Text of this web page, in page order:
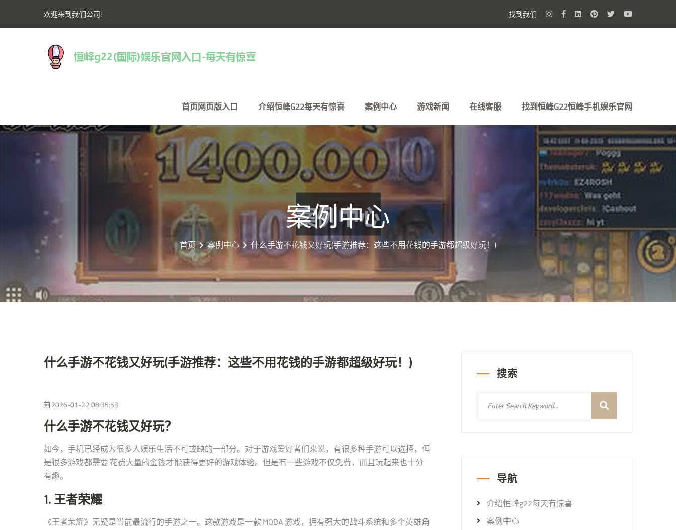
欢迎来到我们公司! 找到我们
首页网页版入口 介绍恒峰G22每天有惊喜 案例中心 游戏新闻 在线客服 找到恒峰G22恒峰手机娱乐官网
案例中心
首页 案例中心 什么手游不花钱又好玩(手游推荐：这些不用花钱的手游都超级好玩！)
什么手游不花钱又好玩(手游推荐：这些不用花钱的手游都超级好玩！)
2026-01-22 08:35:53
什么手游不花钱又好玩？
如今，手机已经成为很多人娱乐生活不可或缺的一部分。对于游戏爱好者们来说，有很多种手游可以选择，但
是很多游戏都需要 花费大量的金钱才能获得更好的游戏体验。但是有一些游戏不仅免费，而且玩起来也十分
有趣。
1. 王者荣耀
《王者荣耀》无疑是当前最流行的手游之一。这款游戏是一款 MOBA 游戏，拥有强大的战斗系统和多个英雄角
搜索
导航
介绍恒峰g22每天有惊喜
案例中心